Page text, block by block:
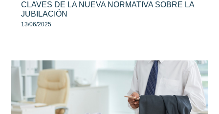
CLAVES DE LA NUEVA NORMATIVA SOBRE LA
JUBILACIÓN
13/06/2025